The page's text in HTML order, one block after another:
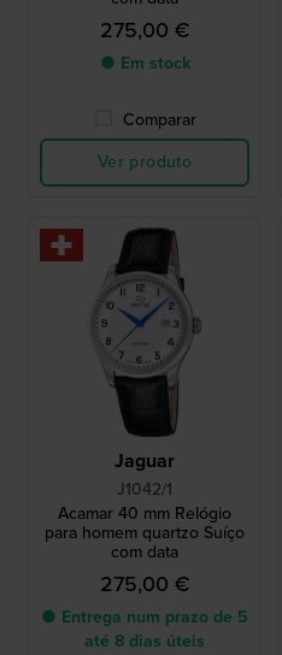
275,00 €
● Em stock
Comparar
Ver produto
Jaguar
J1042/1
Acamar 40 mm Relógio
para homem quartzo Suíço
com data
275,00 €
● Entrega num prazo de 5
até 8 dias úteis